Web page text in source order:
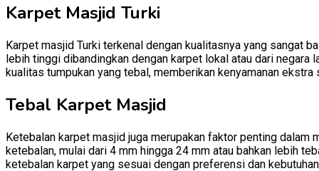
Karpet Masjid Turki
Karpet masjid Turki terkenal dengan kualitasnya yang sangat
lebih tinggi dibandingkan dengan karpet lokal atau dari negara
kualitas tumpukan yang tebal, memberikan kenyamanan
Tebal Karpet Masjid
Ketebalan karpet masjid juga merupakan faktor penting
ketebalan, mulai dari 4 mm hingga 24 mm atau bahkan lebih
ketebalan karpet yang sesuai dengan preferensi dan